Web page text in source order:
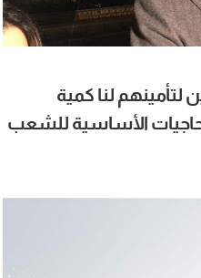
لنا كمية
الأساسية للشعب